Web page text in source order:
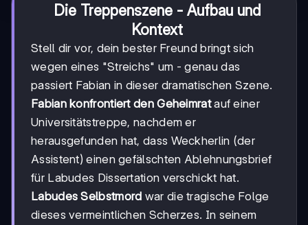
Die Treppenszene - Aufbau und
Kontext
Stell dir vor, dein bester Freund bringt sich
wegen eines "Streichs" um - genau das
passiert Fabian in dieser dramatischen Szene.
Fabian konfrontiert den Geheimratauf einer
Universitätstreppe, nachdem er
herausgefunden hat, dass Weckherlin (der
Assistent) einen gefälschten Ablehnungsbrief
für Labudes Dissertation verschickt hat.
Labudes Selbstmord war die tragische Folge
dieses vermeintlichen Scherzes. In seinem